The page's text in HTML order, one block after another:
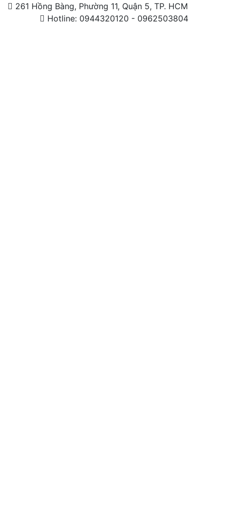
261 Hồng Bàng, Phường 11, Quận 5, TP. HCM
Hotline: 0944320120 - 0962503804